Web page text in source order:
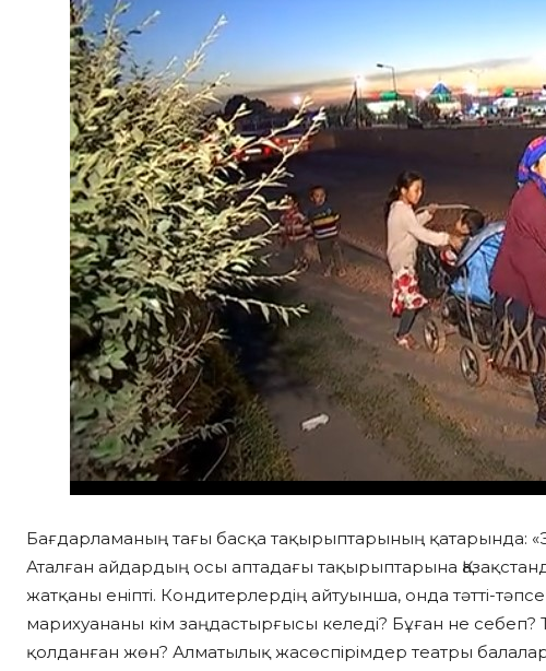
Бағдарламаның тағы басқа тақырыптарының қатарында:
Аталған айдардың осы аптадағы тақырыптарына
жатқаны еніпті. Кондитерлердің айтуынша, онда тәтті-
марихуананы кім заңдастырғысы келеді? Бұған не себеп?
қолданған жөн? Алматылық жасөспірімдер театры